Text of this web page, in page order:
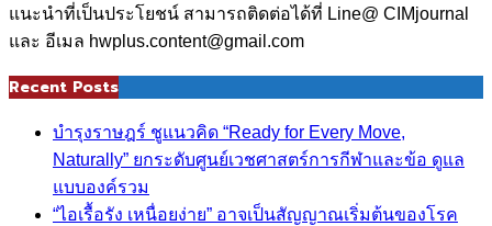
แนะนำที่เป็นประโยชน์ สามารถติดต่อได้ที่ Line@ CIMjournal
และ อีเมล hwplus.content@gmail.com
Recent Posts
บำรุงราษฎร์ ชูแนวคิด “Ready for Every Move,
Naturally” ยกระดับศูนย์เวชศาสตร์การกีฬาและข้อ ดูแล
แบบองค์รวม
“ไอเรื้อรัง เหนื่อยง่าย” อาจเป็นสัญญาณเริ่มต้นของโรค